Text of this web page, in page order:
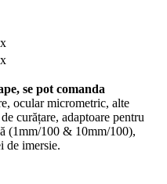
se pot comanda
ocular micrometric, alte
curățare, adaptoare pentru
(1mm/100 & 10mm/100),
de imersie.